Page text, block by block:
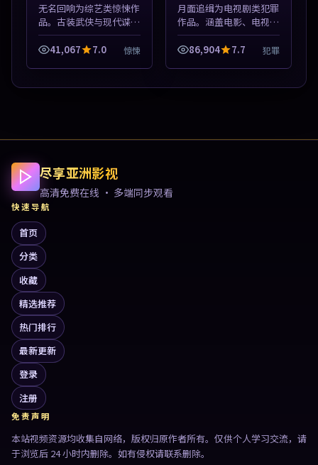
无名回响为综艺类惊悚作
品。古装武侠与现代谍战
兼备，热播剧集连更，精
彩片花与正片同样清晰。
得加入片单。
41,067 7.0 惊悚
月面追缉为电视剧类犯罪
作品。涵盖电影、电视剧
与综艺节目，国产精品与
海外佳作并陈，免费在线
凑，值得加入...
86,904 7.7 犯罪
尽享亚洲影视
高清免费在线 · 多端同步观看
快速导航
首页
分类
收藏
精选推荐
热门排行
最新更新
登录
注册
免责声明
本站视频资源均收集自网络，版权归原作者所有。仅供个人学习交流，请
于浏览后 24 小时内删除。如有侵权请联系删除。